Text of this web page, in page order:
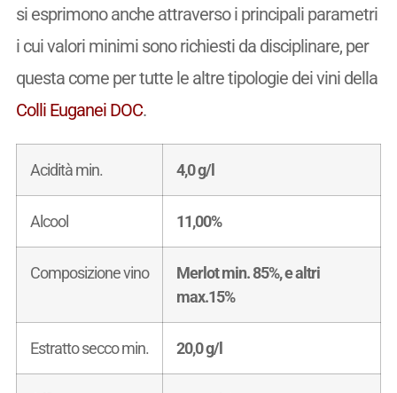
si esprimono anche attraverso i principali parametri
i cui valori minimi sono richiesti da disciplinare, per
questa come per tutte le altre tipologie dei vini della
Colli Euganei DOC.
Acidità min. 4,0 g/l
Alcool 11,00%
Composizione vino
Merlot min. 85%, e altri
max.15%
Estratto secco min. 20,0 g/l